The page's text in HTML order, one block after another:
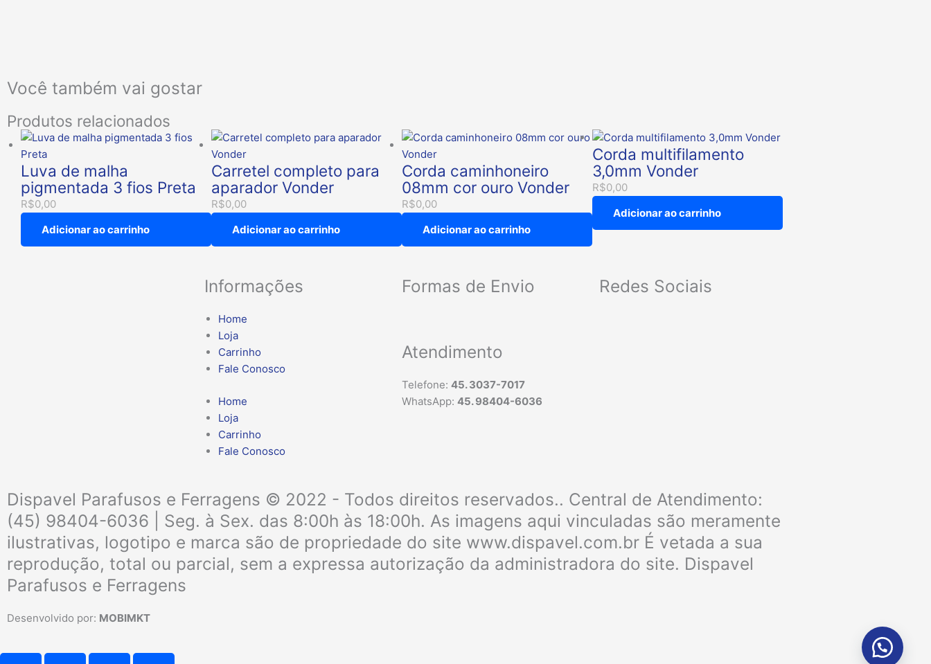
Você também vai gostar
Produtos relacionados
Luva de malha
pigmentada 3 fios Preta
R$0,00
Adicionar ao carrinho
Carretel completo para
aparador Vonder
R$0,00
Adicionar ao carrinho
Corda caminhoneiro
08mm cor ouro Vonder
R$0,00
Adicionar ao carrinho
Corda multifilamento
3,0mm Vonder
R$0,00
Adicionar ao carrinho
Informações
Home
Loja
Carrinho
Fale Conosco
Home
Loja
Carrinho
Fale Conosco
Formas de Envio
Atendimento
Telefone: 45. 3037-7017
WhatsApp: 45. 98404-6036
Redes Sociais
o
o
k
Dispavel Parafusos e Ferragens © 2022 - Todos direitos reservados.. Central de Atendimento:
(45) 98404-6036 | Seg. à Sex. das 8:00h às 18:00h. As imagens aqui vinculadas são meramente
ilustrativas, logotipo e marca são de propriedade do site www.dispavel.com.br É vetada a sua
reprodução, total ou parcial, sem a expressa autorização da administradora do site. Dispavel
Parafusos e Ferragens
Desenvolvido por: MOBIMKT